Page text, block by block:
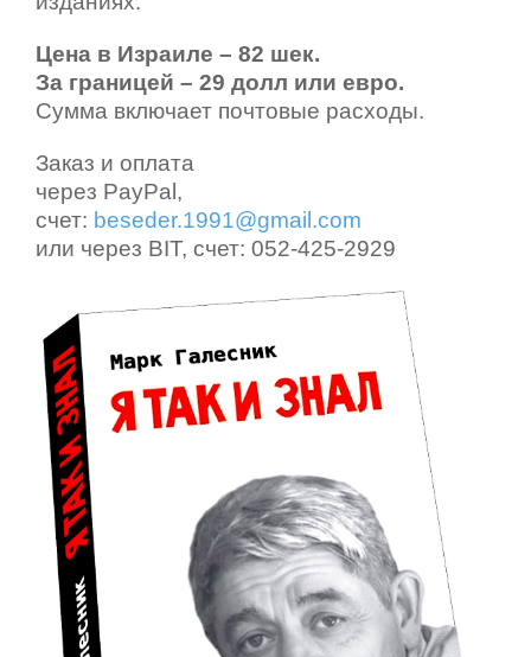
Цена в Израиле – 82 шек.
За границей – 29 долл или евро.
Сумма включает почтовые расходы.
Заказ и оплата
через PayPal,
счет: beseder.1991@gmail.com
или через BIT, счет: 052-425-2929